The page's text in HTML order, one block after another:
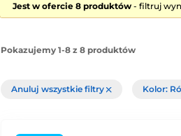
Jest w ofercie 8 produktów - filtruj
Pokazujemy 1-8 z 8 produktów
Anuluj wszystkie filtry Kolor: